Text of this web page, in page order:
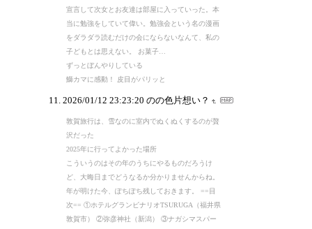
宣言して次女とお友達は部屋に入っていった。本
当に勉強をしていて偉い。勉強会という名の漫画
をダラダラ読むだけの会にならないなんて、私の
子どもとは思えない。 お菓子…
ずっとぼんやりしている
鰤カマに感動！ 皮目がパリッと
2026/01/12 23:23:20 のの色片想い？
敦賀旅行は、雪なのに室内でぬくぬくするのが贅
沢だった
2025年に行ってよかった場所
こういうのはその年のうちにやるものだろうけ
ど、大晦日までどうなるか分かりませんからね。
年が明けた今、ぽちぽち残しておきます。 ==目
次== ①ホテルグランビナリオTSURUGA（福井県
敦賀市） ②弥彦神社（新潟） ③ナガシマスパー